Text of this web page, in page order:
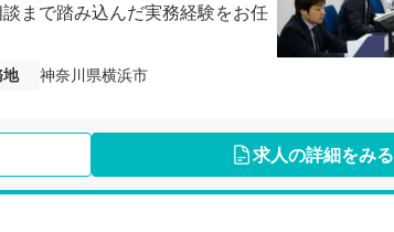
まで踏み込んだ実務経験をお任
地 神奈川県横浜市
求人の詳細をみる